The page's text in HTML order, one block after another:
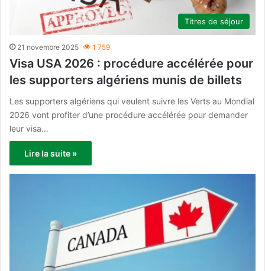
Titres de séjour
21 novembre 2025 1 759
Visa USA 2026 : procédure accélérée pour
les supporters algériens munis de billets
Les supporters algériens qui veulent suivre les Verts au Mondial
2026 vont profiter d’une procédure accélérée pour demander
leur visa…
Lire la suite »